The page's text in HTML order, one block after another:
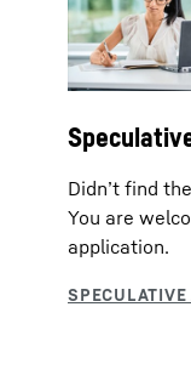
Didn’t find
You are
application.